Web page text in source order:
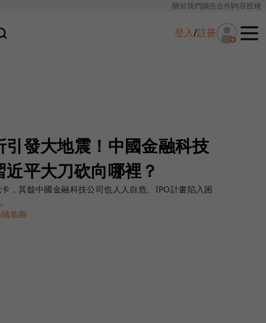
關於我們廣告合作內容授權
登入/註冊
發大地震！中國金融科技
平大刀砍向哪裡？
，其餘中國金融科技公司也人人自危、IPO計畫陷入困
集團